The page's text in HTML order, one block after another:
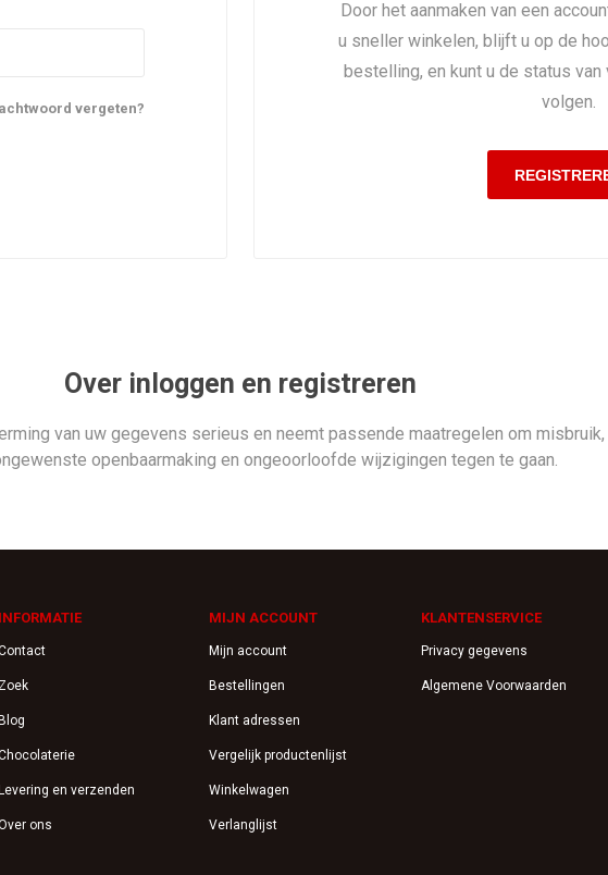
Door het aanmaken van een
u sneller winkelen, blijft u op de
bestelling, en kunt u de status
volgen.
vergeten?
Over inloggen en registreren
van uw gegevens serieus en neemt passende maatregelen om
openbaarmaking en ongeoorloofde wijzigingen tegen te gaan.
INFORMATIE
Zoek
Blog
Levering en verzenden
ons
MIJN ACCOUNT
Mijn account
Bestellingen
Klant adressen
Vergelijk productenlijst
Winkelwagen
Verlanglijst
KLANTENSERVICE
Privacy gegevens
Algemene Voorwaarden